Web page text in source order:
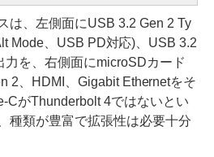
は、左側面にUSB 3.2 Gen 2 Ty
Mode、USB PD対応)、USB 3.2
力を、右側面にmicroSDカード
2、HDMI、Gigabit Ethernetをそ
CがThunderbolt 4ではないとい
種類が豊富で拡張性は必要十分